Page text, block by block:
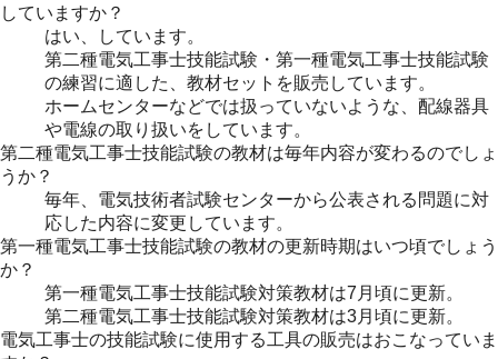
していますか？
はい、しています。
第二種電気工事士技能試験・第一種電気工事士技能試験
の練習に適した、教材セットを販売しています。
ホームセンターなどでは扱っていないような、配線器具
や電線の取り扱いをしています。
第二種電気工事士技能試験の教材は毎年内容が変わるのでしょ
うか？
毎年、電気技術者試験センターから公表される問題に対
応した内容に変更しています。
第一種電気工事士技能試験の教材の更新時期はいつ頃でしょう
か？
第一種電気工事士技能試験対策教材は7月頃に更新。
第二種電気工事士技能試験対策教材は3月頃に更新。
電気工事士の技能試験に使用する工具の販売はおこなっていま